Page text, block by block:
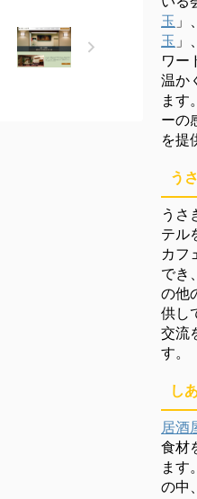
玉 」
玉 」
ワー
温か
ます
ーの
を提
う
うさ
テル
カフ
でき
の他
供し
交流
す。
し
居酒
食材
ます
の中